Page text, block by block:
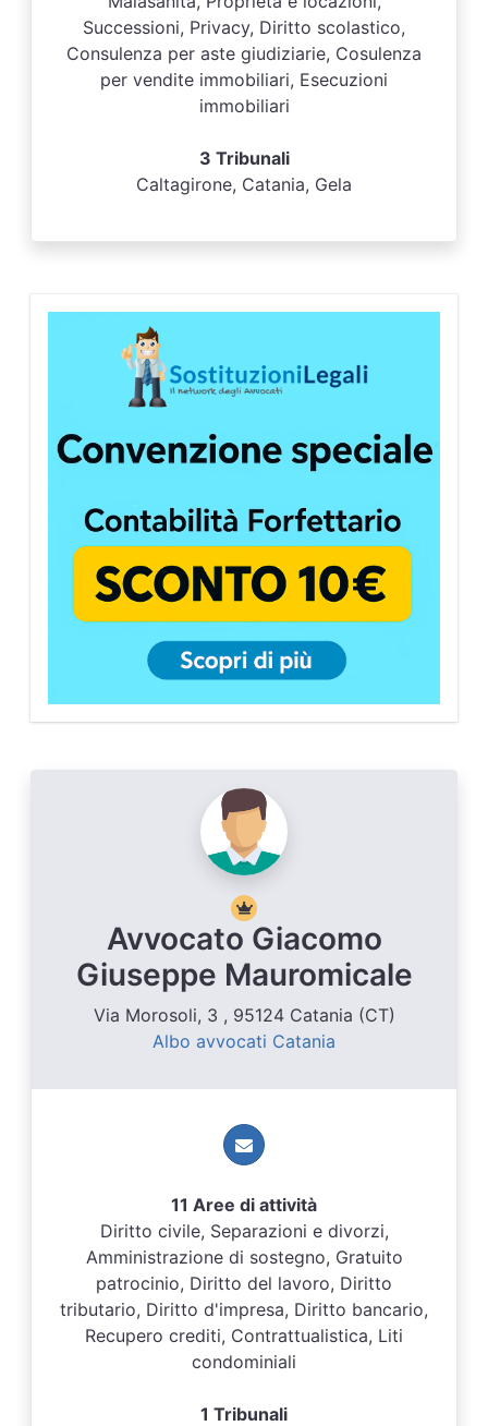
Successioni, Privacy, Diritto scolastico,
Consulenza per aste giudiziarie, Cosulenza
per vendite immobiliari, Esecuzioni
immobiliari
3 Tribunali
Caltagirone, Catania, Gela
Avvocato Giacomo
Giuseppe Mauromicale
Via Morosoli, 3 , 95124 Catania (CT)
Albo avvocati Catania
11 Aree di attività
Diritto civile, Separazioni e divorzi,
Amministrazione di sostegno, Gratuito
patrocinio, Diritto del lavoro, Diritto
tributario, Diritto d'impresa, Diritto bancario,
Recupero crediti, Contrattualistica, Liti
condominiali
1 Tribunali